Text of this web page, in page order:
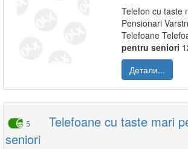
Telefon cu taste
Pensionari
Telefoane
pentru seniori
Детали...
5
Telefoane cu taste mari
seniori